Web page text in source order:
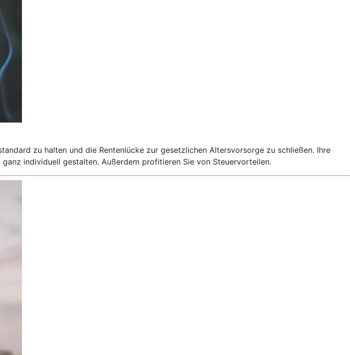
zu halten und die Rentenlücke zur gesetzlichen Altersvorsorge zu schließen. Ihre
individuell gestalten. Außerdem profitieren Sie von Steuervorteilen.